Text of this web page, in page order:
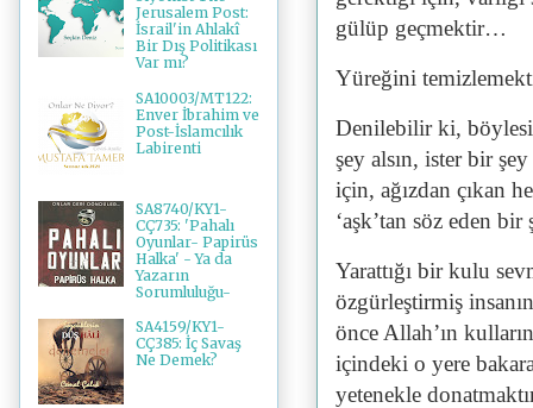
gülüp geçmektir…
Yüreğini
Denilebilir ki,
şey alsın, ister bir
için, ağızdan çıkan
‘aşk’tan söz eden
Yarattığı bir kulu
özgürleştirmiş
önce Allah’ın
içindeki o yere
yetenekle
Jerusalem Post:
İsrail'in Ahlakî
Bir Dış Politikası
Var mı?
SA10003/MT122:
Enver İbrahim ve
Post-İslamcılık
Labirenti
SA8740/KY1-
CÇ735: 'Pahalı
Oyunlar- Papirüs
Halka' - Ya da
Yazarın
Sorumluluğu-
SA4159/KY1-
CÇ385: İç Savaş
Ne Demek?